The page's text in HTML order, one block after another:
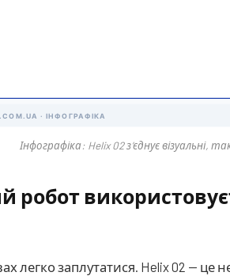
Інфографіка: Helix 02 з’єднує візуальні,
робот
легко заплутатися. Helix 02 — це